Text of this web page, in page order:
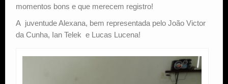
momentos bons e que merecem registro!
A juventude Alexana, bem representada pelo João Victor
da Cunha, Ian Telek e Lucas Lucena!